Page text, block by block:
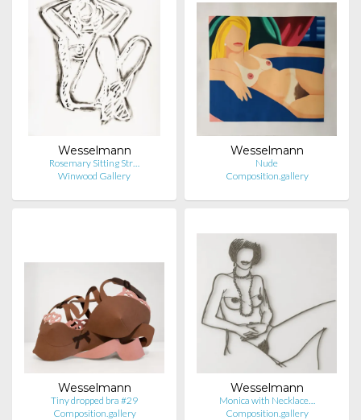
Wesselmann
Rosemary Sitting Str…
Winwood Gallery
Wesselmann
Nude
Composition.gallery
Wesselmann
Tiny dropped bra #29
Composition.gallery
Wesselmann
Monica with Necklace…
Composition.gallery